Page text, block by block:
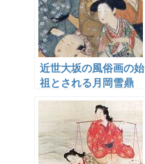
近世大坂の風俗画の始
祖とされる月岡雪鼎